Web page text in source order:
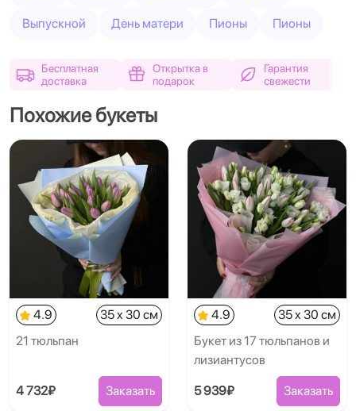
Выпускной День матери Пионы Пионы
Бесплатная
доставка
Открытка в
подарок
Гарантия
свежести
Похожие букеты
4.9
35 x 30 см
21 тюльпан
4 732₽ Заказать
4.9
35 x 30 см
Букет из 17 тюльпанов и
лизиантусов
5 939₽ Заказать